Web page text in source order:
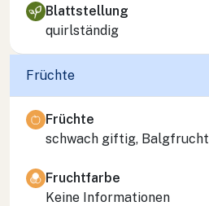
Blattstellung
quirlständig
Früchte
Früchte
schwach giftig, Balgfrucht
Fruchtfarbe
Keine Informationen